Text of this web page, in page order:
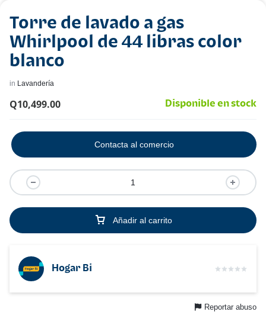
Torre de lavado a gas
Whirlpool de 44 libras color
blanco
in Lavandería
Q10,499.00 Disponible en stock
Añadir al carrito
Contacta al comercio
Hogar Bi
Reportar abuso